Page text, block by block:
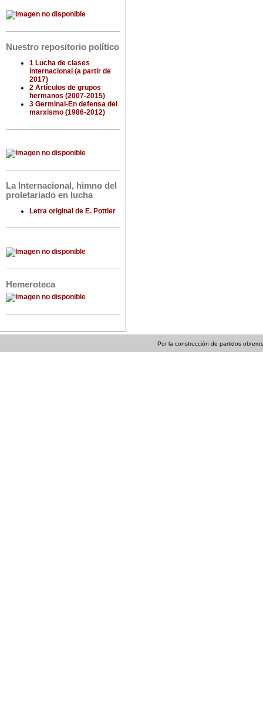
Nuestro repositorio político
1 Lucha de clases
internacional (a partir de
2017)
2 Artículos de grupos
hermanos (2007-2015)
3 Germinal-En defensa del
marxismo (1986-2012)
La Internacional, himno del
proletariado en lucha
Letra original de E. Pottier
Hemeroteca
Por la construcción de partidos